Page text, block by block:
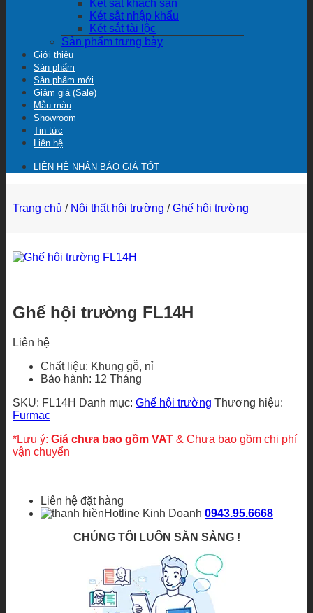
Két sắt khách sạn
Két sắt nhập khẩu
Két sắt tài lộc
Sản phẩm trưng bày
Giới thiệu
Sản phẩm
Sản phẩm mới
Giảm giá (Sale)
Mẫu màu
Showroom
Tin tức
Liên hệ
LIÊN HỆ NHẬN BÁO GIÁ TỐT
Trang chủ / Nội thất hội trường / Ghế hội trường
Ghế hội trường FL14H
Liên hệ
Chất liệu: Khung gỗ, nỉ
Bảo hành: 12 Tháng
SKU: FL14H Danh mục: Ghế hội trường Thương hiệu:
Furmac
*Lưu ý: Giá chưa bao gồm VAT & Chưa bao gồm chi phí
vận chuyển
Liên hệ đặt hàng
Hotline Kinh Doanh 0943.95.6668
CHÚNG TÔI LUÔN SẴN SÀNG !